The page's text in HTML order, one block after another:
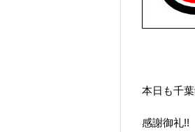
本日も千
感謝御礼!!